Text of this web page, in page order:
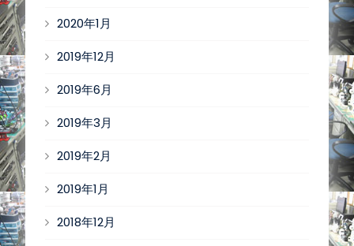
2020年1月
2019年12月
2019年6月
2019年3月
2019年2月
2019年1月
2018年12月